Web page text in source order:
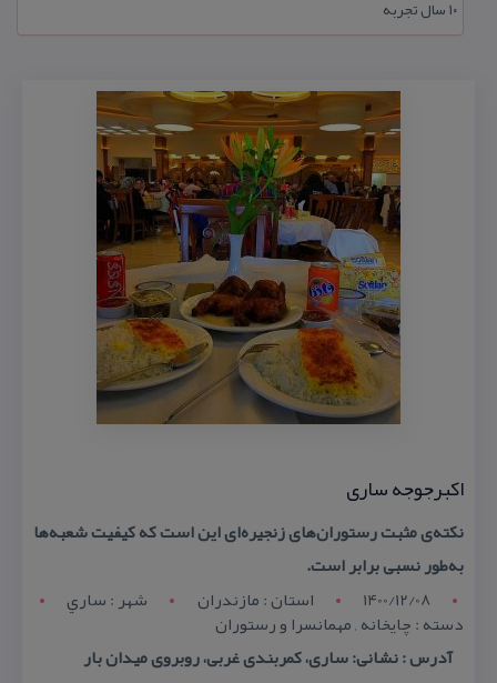
۱۰ سال تجربه
اكبرجوجه ساری
نكته‌ی مثبت رستوران‌های زنجیره‌ای این است كه كیفیت شعبه‌ها
به‌طور نسبی برابر است.
1400/12/08
استان : مازندران شهر : ساري
دسته : چایخانه , مهمانسرا و رستوران
آدرس : نشانی: ساری، كمربندی غربی، روبروی میدان بار